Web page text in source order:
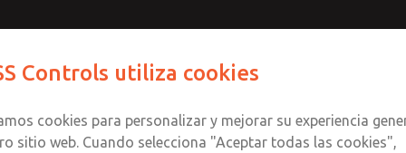
Enviar esta
Controls utiliza cookies
cookies para personalizar y mejorar su experiencia
sitio web. Cuando selecciona "Aceptar todas las cookies",